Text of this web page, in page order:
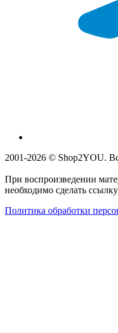
2001-2026 © Shop2YOU.
При воспроизведении
необходимо сделать
Политика обработки